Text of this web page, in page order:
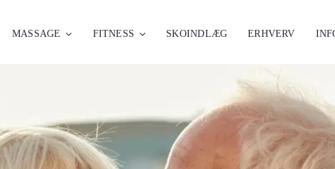
MASSAGE FITNESS SKOINDLÆG ERHVERV